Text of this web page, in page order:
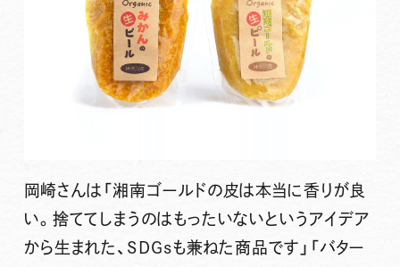
岡崎さんは「湘南ゴールドの皮は本当に香りが良
い。捨ててしまうのはもったいないというアイデア
から生まれた、SDGsも兼ねた商品です」「バター